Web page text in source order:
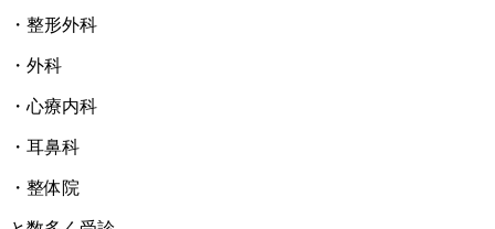
・整形外科
・外科
・心療内科
・耳鼻科
・整体院